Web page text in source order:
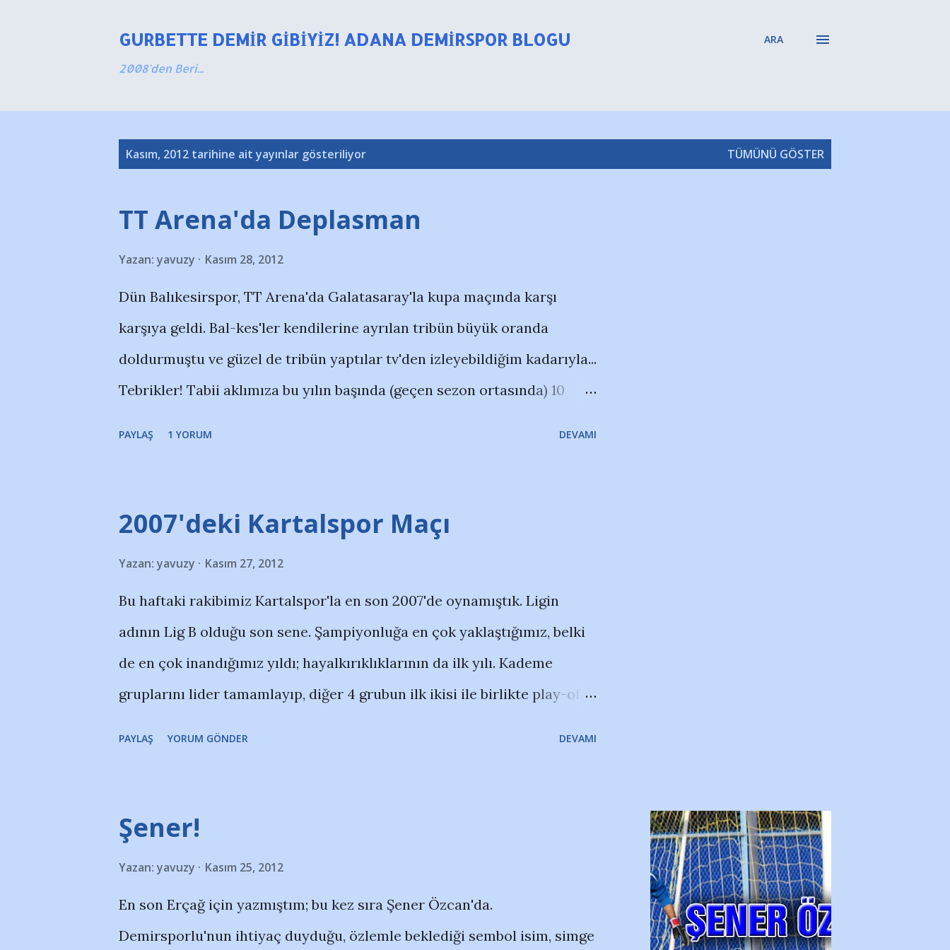
GURBETTE DEMIR GIBIYIZ! ADANA DEMIRSPOR BLOGU
2008'den Beri...
ARA
Kasım, 2012 tarihine ait yayınlar gösteriliyor TÜMÜNÜ GÖSTER
TT Arena'da Deplasman
Yazan: yavuzy Kasım 28, 2012
Dün Balıkesirspor, TT Arena'da Galatasaray'la kupa maçında karşı
karşıya geldi. Bal-kes'ler kendilerine ayrılan tribün büyük oranda
doldurmuştu ve güzel de tribün yaptılar tv'den izleyebildiğim kadarıyla...
Tebrikler! Tabii aklımıza bu yılın başında (geçen sezon ortasında) 10
içi, kış soğuğunda, İstnbul destekli olsa da çoğu 12 saat mesafeden... (
www.adanademirspor.net/2012/01/galatasaray4-adana-
demirspor1.html ) Süper Lig'teki bir kaç takım dışnda şimdilik o
noktaya yaklaşılması zor görünüyor.
PAYLAŞ 1 YORUM DEVAMI
2007'deki Kartalspor Maçı
Yazan: yavuzy Kasım 27, 2012
Bu haftaki rakibimiz Kartalspor'la en son 2007'de oynamıştık. Ligin
adının Lig B olduğu son sene. Şampiyonluğa en çok yaklaştığımız, belki
de en çok inandığımız yıldı; hayalkırıklıklarının da ilk yılı. Kademe
gruplarını lider tamamlayıp, diğer 4 grubun ilk ikisi ile birlikte play-off
rağmen averajla 3. olup ekstra play-off'lara kalmıştık. Bursa'daki
Giresun maçıyla sonuçlanan günler... Kartalspor 2007'de yükseldiği
1.lig'ten bir daha düşmedi, tıpkı aynı grupta 1. olup yükselen Boluspor
gibi. O yıl biz çıksak gruptan kaderimiz nasıl çizilecekti kim bilir? 11
nisan 2007'deki maçta Çertin'in gördüğü kırımzı kartla son 10 dk.ya 10
PAYLAŞ YORUM GÖNDER DEVAMI
Şener!
Yazan: yavuzy Kasım 25, 2012
En son Erçağ için yazmıştım; bu kez sıra Şener Özcan'da.
Demirsporlu'nun ihtiyaç duyduğu, özlemle beklediği sembol isim, simge